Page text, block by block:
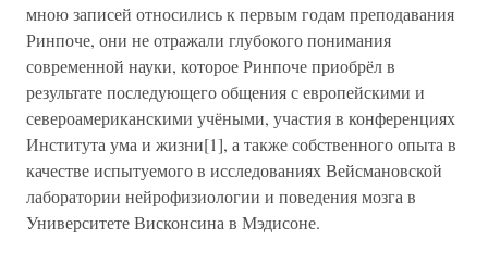
мною записей относились к первым годам преподавания
Ринпоче, они не отражали глубокого понимания
современной науки, которое Ринпоче приобрёл в
результате последующего общения с европейскими и
североамериканскими учёными, участия в конференциях
Института ума и жизни[1], а также собственного опыта в
качестве испытуемого в исследованиях Вейсмановской
лаборатории нейрофизиологии и поведения мозга в
Университете Висконсина в Мэдисоне.